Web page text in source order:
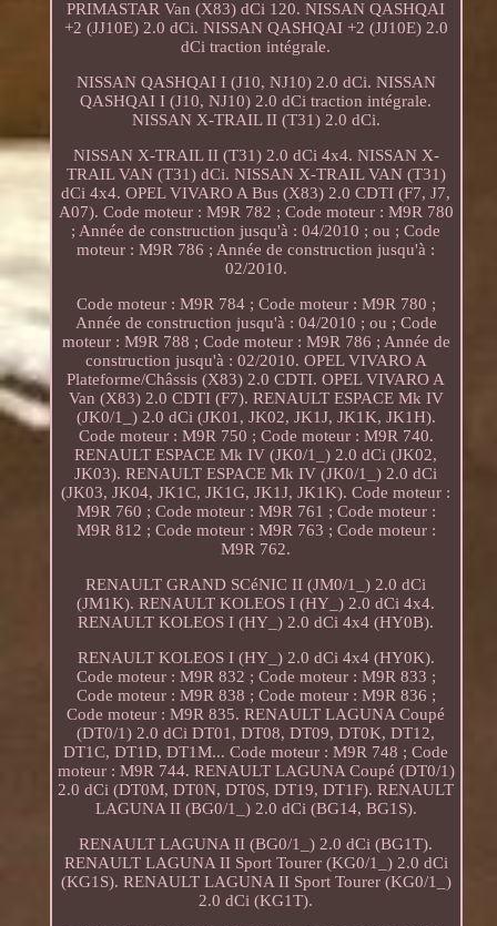
PRIMASTAR Van (X83) dCi 120. NISSAN QASHQAI
+2 (JJ10E) 2.0 dCi. NISSAN QASHQAI +2 (JJ10E) 2.0
dCi traction intégrale.
NISSAN QASHQAI I (J10, NJ10) 2.0 dCi. NISSAN
QASHQAI I (J10, NJ10) 2.0 dCi traction intégrale.
NISSAN X-TRAIL II (T31) 2.0 dCi.
NISSAN X-TRAIL II (T31) 2.0 dCi 4x4. NISSAN X-
TRAIL VAN (T31) dCi. NISSAN X-TRAIL VAN (T31)
dCi 4x4. OPEL VIVARO A Bus (X83) 2.0 CDTI (F7, J7,
A07). Code moteur : M9R 782 ; Code moteur : M9R 780
; Année de construction jusqu'à : 04/2010 ; ou ; Code
moteur : M9R 786 ; Année de construction jusqu'à :
02/2010.
Code moteur : M9R 784 ; Code moteur : M9R 780 ;
Année de construction jusqu'à : 04/2010 ; ou ; Code
moteur : M9R 788 ; Code moteur : M9R 786 ; Année de
construction jusqu'à : 02/2010. OPEL VIVARO A
Plateforme/Châssis (X83) 2.0 CDTI. OPEL VIVARO A
Van (X83) 2.0 CDTI (F7). RENAULT ESPACE Mk IV
(JK0/1_) 2.0 dCi (JK01, JK02, JK1J, JK1K, JK1H).
Code moteur : M9R 750 ; Code moteur : M9R 740.
RENAULT ESPACE Mk IV (JK0/1_) 2.0 dCi (JK02,
JK03). RENAULT ESPACE Mk IV (JK0/1_) 2.0 dCi
(JK03, JK04, JK1C, JK1G, JK1J, JK1K). Code moteur :
M9R 760 ; Code moteur : M9R 761 ; Code moteur :
M9R 812 ; Code moteur : M9R 763 ; Code moteur :
M9R 762.
RENAULT GRAND SCéNIC II (JM0/1_) 2.0 dCi
(JM1K). RENAULT KOLEOS I (HY_) 2.0 dCi 4x4.
RENAULT KOLEOS I (HY_) 2.0 dCi 4x4 (HY0B).
RENAULT KOLEOS I (HY_) 2.0 dCi 4x4 (HY0K).
Code moteur : M9R 832 ; Code moteur : M9R 833 ;
Code moteur : M9R 838 ; Code moteur : M9R 836 ;
Code moteur : M9R 835. RENAULT LAGUNA Coupé
(DT0/1) 2.0 dCi DT01, DT08, DT09, DT0K, DT12,
DT1C, DT1D, DT1M... Code moteur : M9R 748 ; Code
moteur : M9R 744. RENAULT LAGUNA Coupé (DT0/1)
2.0 dCi (DT0M, DT0N, DT0S, DT19, DT1F). RENAULT
LAGUNA II (BG0/1_) 2.0 dCi (BG14, BG1S).
RENAULT LAGUNA II (BG0/1_) 2.0 dCi (BG1T).
RENAULT LAGUNA II Sport Tourer (KG0/1_) 2.0 dCi
(KG1S). RENAULT LAGUNA II Sport Tourer (KG0/1_)
2.0 dCi (KG1T).